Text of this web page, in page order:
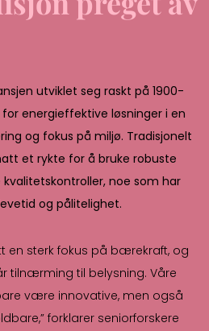
utviklet seg raskt på 1900-
energieffektive løsninger i en
og fokus på miljø. Tradisjonelt
et rykte for å bruke robuste
noe som har
og pålitelighet.
en sterk fokus på bærekraft, og
tilnærming til belysning. Våre
være innovative, men også
forklarer seniorforskere